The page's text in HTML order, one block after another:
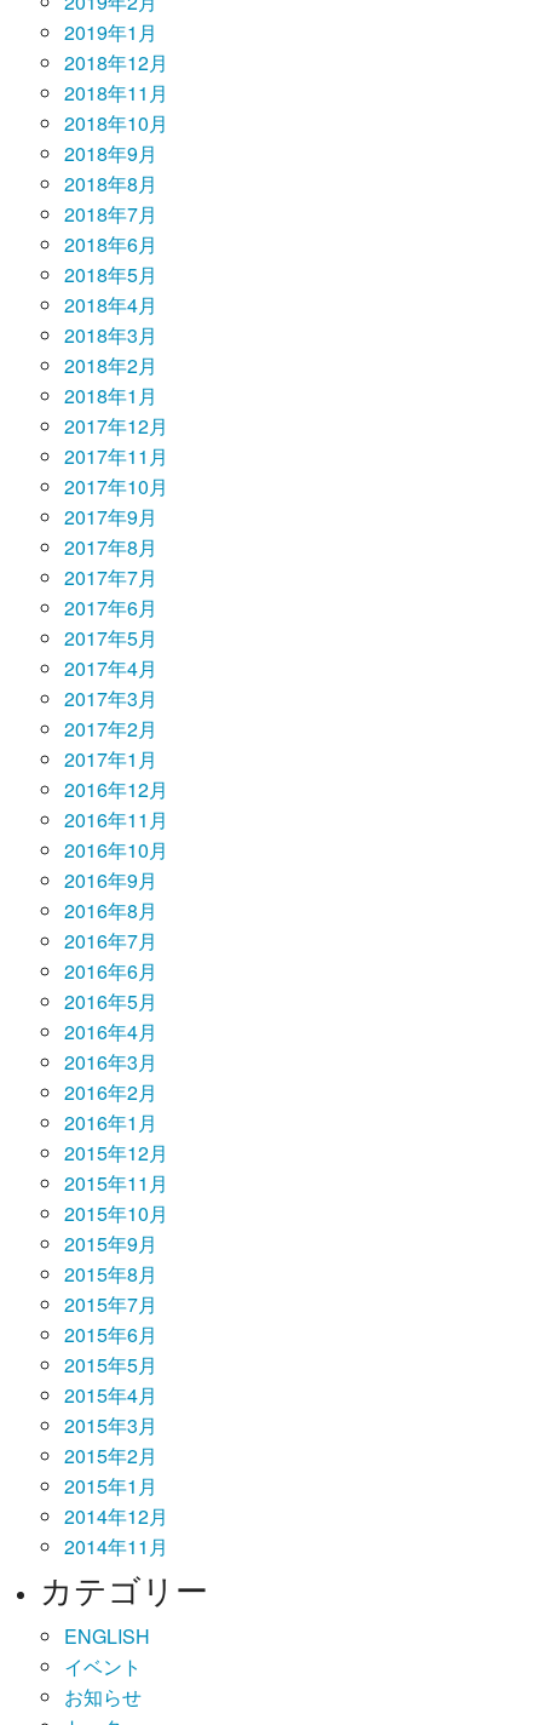
2019年1月
2018年12月
2018年11月
2018年10月
2018年9月
2018年8月
2018年7月
2018年6月
2018年5月
2018年4月
2018年3月
2018年2月
2018年1月
2017年12月
2017年11月
2017年10月
2017年9月
2017年8月
2017年7月
2017年6月
2017年5月
2017年4月
2017年3月
2017年2月
2017年1月
2016年12月
2016年11月
2016年10月
2016年9月
2016年8月
2016年7月
2016年6月
2016年5月
2016年4月
2016年3月
2016年2月
2016年1月
2015年12月
2015年11月
2015年10月
2015年9月
2015年8月
2015年7月
2015年6月
2015年5月
2015年4月
2015年3月
2015年2月
2015年1月
2014年12月
2014年11月
カテゴリー
ENGLISH
イベント
お知らせ